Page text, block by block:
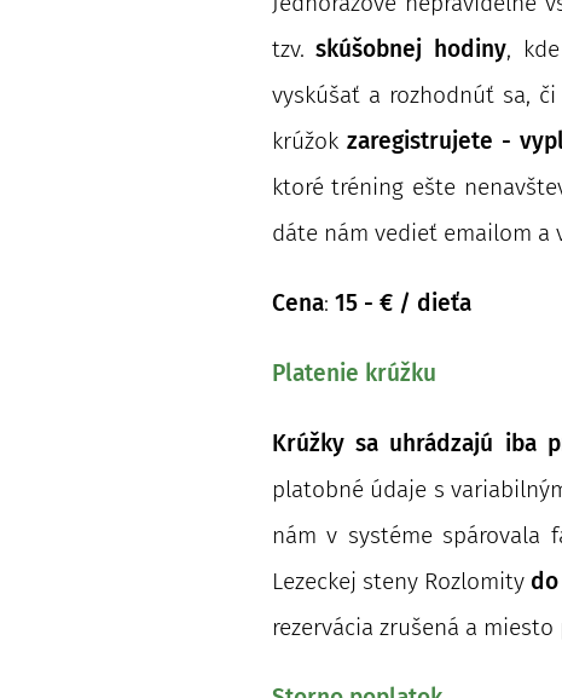
tzv.skúšobnej hodiny,
vyskúšať a rozhodnúť sa,
krúžokzaregistrujete -
ktoré tréning ešte
dáte nám vedieť emailom a
Cena: 15 - € / dieťa
Platenie krúžku
Krúžky sa uhrádzajú iba
platobné údaje s
nám v systéme spárovala
Lezeckej steny Rozlomity
rezervácia zrušená a